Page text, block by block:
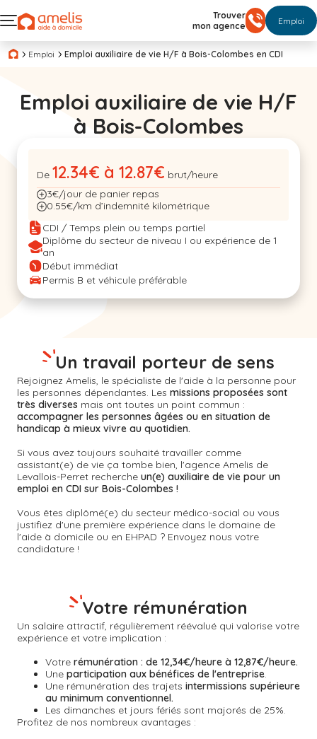
Trouver
mon agence
Emploi
Emploi Emploi auxiliaire de vie H/F à Bois-Colombes en CDI
Emploi auxiliaire de vie H/F
à Bois-Colombes
De 12.34€ à 12.87€ brut/heure
3€/jour de panier repas
0.55€/km d’indemnité kilométrique
CDI / Temps plein ou temps partiel
Diplôme du secteur de niveau I ou expérience de 1
an
Début immédiat
Permis B et véhicule préférable
Rejoignez Amelis, le spécialiste de l'aide à la personne pour
les personnes dépendantes. Les missions proposées sont
très diverses mais ont toutes un point commun :
accompagner les personnes âgées ou en situation de
handicap à mieux vivre au quotidien.
Si vous avez toujours souhaité travailler comme
assistant(e) de vie ça tombe bien, l'agence Amelis de
Levallois-Perret recherche un(e) auxiliaire de vie pour un
emploi en CDI sur Bois-Colombes !
Vous êtes diplômé(e) du secteur médico-social ou vous
justifiez d'une première expérience dans le domaine de
l'aide à domicile ou en EHPAD ? Envoyez nous votre
candidature !
Un travail porteur de sens
Un salaire attractif, régulièrement réévalué qui valorise votre
expérience et votre implication :
Votre rémunération : de 12,34€/heure à 12,87€/heure.
Une participation aux bénéfices de l'entreprise.
Une rémunération des trajets intermissions supérieure
au minimum conventionnel.
Les dimanches et jours fériés sont majorés de 25%.
Profitez de nos nombreux avantages :
Votre rémunération